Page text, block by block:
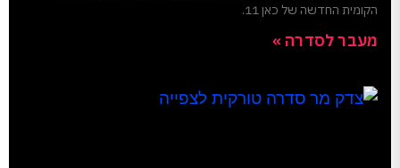
הקומית החדשה של כאן 11.
מעבר לסדרה »